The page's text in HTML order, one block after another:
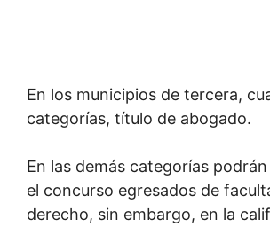
En los municipios de tercera,
categorías, título de abogado.
En las demás categorías
el concurso egresados de
derecho, sin embargo, en la